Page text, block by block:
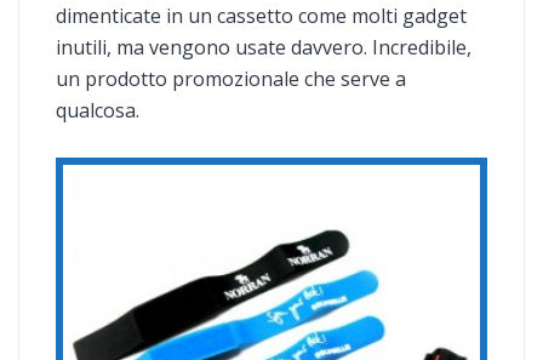
dimenticate in un cassetto come molti gadget
inutili, ma vengono usate davvero. Incredibile,
un prodotto promozionale che serve a
qualcosa.